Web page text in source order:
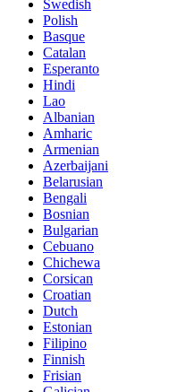
Swedish
Polish
Basque
Catalan
Esperanto
Hindi
Lao
Albanian
Amharic
Armenian
Azerbaijani
Belarusian
Bengali
Bosnian
Bulgarian
Cebuano
Chichewa
Corsican
Croatian
Dutch
Estonian
Filipino
Finnish
Frisian